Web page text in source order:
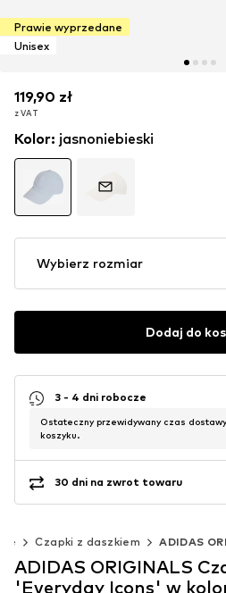
Prawie wyprzedane
Unisex
119,90 zł
z VAT
119,90 zł
z VAT
Kolor: jasnoniebieski
Wybierz rozmiar
Dodaj do
3 - 4 dni robocze
Ostateczny przewidywany czas
koszyku.
30 dni na zwrot towaru
Czapki z daszkiem ADIDAS
ADIDAS ORIGINALS
'Everyday Icons' w